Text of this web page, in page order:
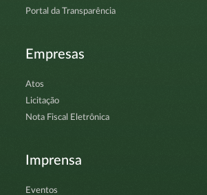
Portal da Transparência
Empresas
Atos
Licitação
Nota Fiscal Eletrônica
Imprensa
Eventos